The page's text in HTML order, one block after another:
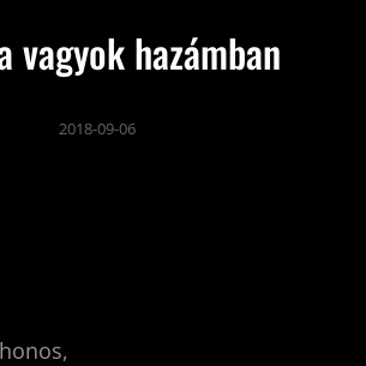
hazámban
2018-09-06